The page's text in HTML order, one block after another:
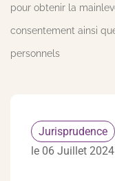
pour obtenir la
consentement ainsi
personnels
Jurisprudence
le 06 Juillet 2024